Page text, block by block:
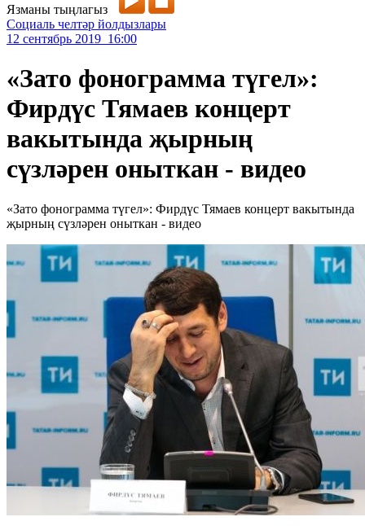
Язманы тыңлагыз
Социаль челтәр йолдызлары
12 сентябрь 2019 16:00
«Зато фонограмма түгел»:
Фирдүс Тямаев концерт
вакытында җырның
сүзләрен оныткан - видео
«Зато фонограмма түгел»: Фирдүс Тямаев концерт вакытында
җырның сүзләрен оныткан - видео